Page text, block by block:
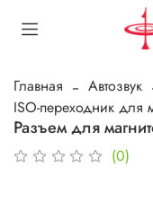
Главная Автозвук
ISO-переходник для
Разъем для
(0)